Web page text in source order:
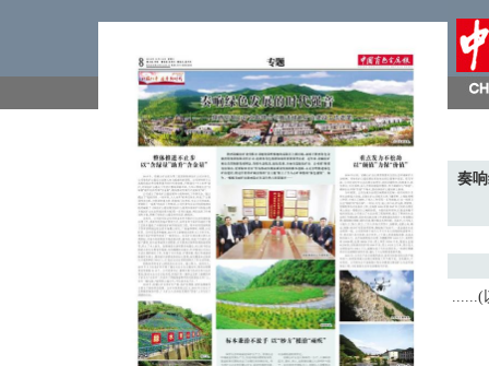
奏
......(